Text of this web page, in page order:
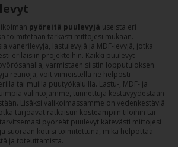
pyöreitä puulevyjä useista eri
toimitetaan tarkasti mittojesi mukaan.
vanerilevyjä, lastulevyjä ja MDF-levyjä, jotka
erilaisiin projekteihin. Kaikki puulevyt
varmistaen siistin lopputuloksen.
reunoja, voit viimeistellä ne helposti
tai muilla puutyökaluilla. Lastu-, MDF- ja
valintojamme, tunnettuja kestävyydestään
Lisäksi valikoimassamme on vedenkestäviä
tarjoavat ratkaisun kosteampiin tiloihin tai
pyöreät puulevyt kätevästi mittojesi
suoraan kotiisi toimitettuna, mikä helpottaa
ja toteuttamista.